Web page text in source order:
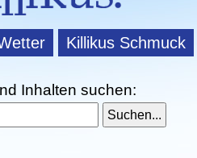
Killikus Schmuck
Inhalten suchen: